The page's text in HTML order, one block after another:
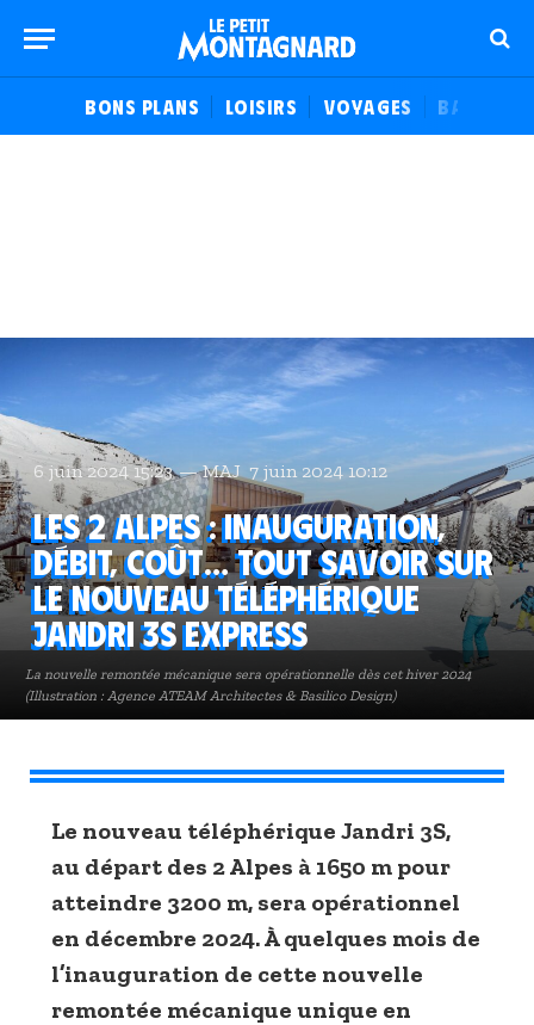
BONS PLANS LOISIRS VOYAGES BALADES
La nouvelle remontée mécanique sera opérationnelle dès cet hiver 2024
(Illustration : Agence ATEAM Architectes & Basilico Design)
6 juin 2024 15:23 MAJ 7 juin 2024 10:12
Les 2 Alpes : inauguration,
débit, coût… Tout savoir sur
le nouveau téléphérique
Jandri 3S Express
Le nouveau téléphérique Jandri 3S,
au départ des 2 Alpes à 1650 m pour
atteindre 3200 m, sera opérationnel
en décembre 2024. À quelques mois de
l’inauguration de cette nouvelle
remontée mécanique unique en